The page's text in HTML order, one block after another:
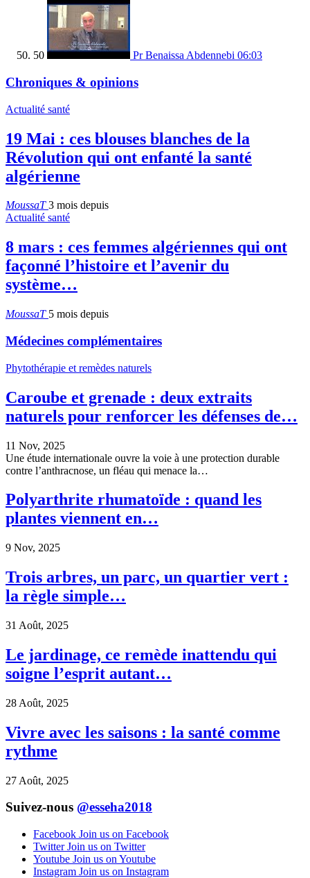
50 Pr Benaissa Abdennebi 06:03
Chroniques & opinions
Actualité santé
19 Mai : ces blouses blanches de la
Révolution qui ont enfanté la santé
algérienne
MoussaT3 mois depuis
Actualité santé
8 mars : ces femmes algériennes qui ont
façonné l’histoire et l’avenir du
système…
MoussaT 5 mois depuis
Médecines complémentaires
Phytothérapie et remèdes naturels
Caroube et grenade : deux extraits
naturels pour renforcer les défenses de…
11 Nov, 2025
Une étude internationale ouvre la voie à une protection durable
contre l’anthracnose, un fléau qui menace la…
Polyarthrite rhumatoïde : quand les
plantes viennent en…
9 Nov, 2025
Trois arbres, un parc, un quartier vert :
la règle simple…
31 Août, 2025
Le jardinage, ce remède inattendu qui
soigne l’esprit autant…
28 Août, 2025
Vivre avec les saisons : la santé comme
rythme
27 Août, 2025
Suivez-nous @esseha2018
Facebook Join us on Facebook
Twitter Join us on Twitter
Youtube Join us on Youtube
Instagram Join us on Instagram